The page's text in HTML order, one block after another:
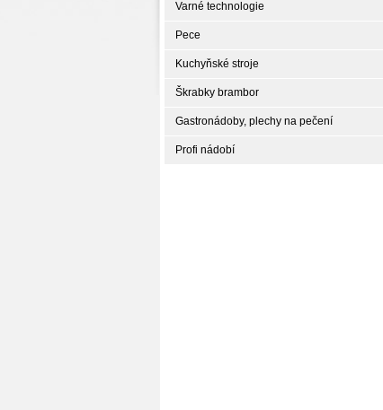
Varné technologie
Pece
Kuchyňské stroje
Škrabky brambor
Gastronádoby, plechy na pečení
Profi nádobí